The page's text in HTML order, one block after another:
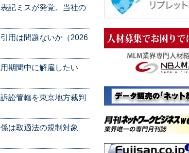
記ミスが発覚。当社の
用は問題ないか（2026
期間中に解雇したい
訟管轄を東京地方裁判
は取適法の規制対象